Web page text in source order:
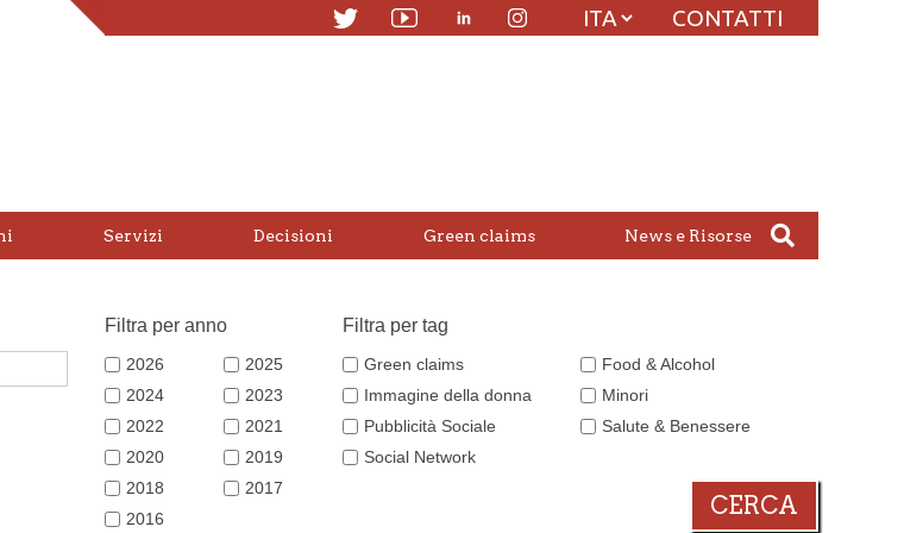
CONTATTI
Twitter Youtube Linkedin
Servizi Decisioni Green claims News e Risorse
Filtra per anno
2026
2025
2024
2023
2022
2021
2020
2019
2018
2017
2016
Filtra per tag
Green claims
Food & Alcohol
Immagine della donna
Minori
Pubblicità Sociale
Salute & Benessere
Social Network
CERCA